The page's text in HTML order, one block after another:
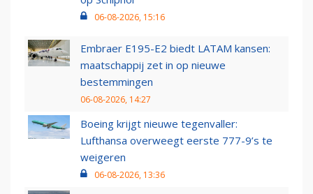
06-08-2026, 15:16
Embraer E195-E2 biedt LATAM kansen:
maatschappij zet in op nieuwe
bestemmingen
06-08-2026, 14:27
Boeing krijgt nieuwe tegenvaller:
Lufthansa overweegt eerste 777-9’s te
weigeren
06-08-2026, 13:36